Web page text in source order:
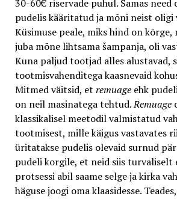
30-60€ riservade puhul. Samas need
pudelis kääritatud ja mõni neist oligi
Küsimuse peale, miks hind on kõrge,
juba mõne lihtsama šampanja, oli
Kuna paljud tootjad alles alustavad,
tootmisvahenditega kaasnevaid
Mitmed väitsid, et remuageehk
on neil masinatega tehtud.Remuage
klassikalisel meetodil valmistatud
tootmisest, mille käigus vastavates
üritatakse pudelis olevaid surnud
pudeli korgile, et neid siis turvaliselt
protsessi abil saame selge ja kirka
häguse joogi oma klaasidesse.